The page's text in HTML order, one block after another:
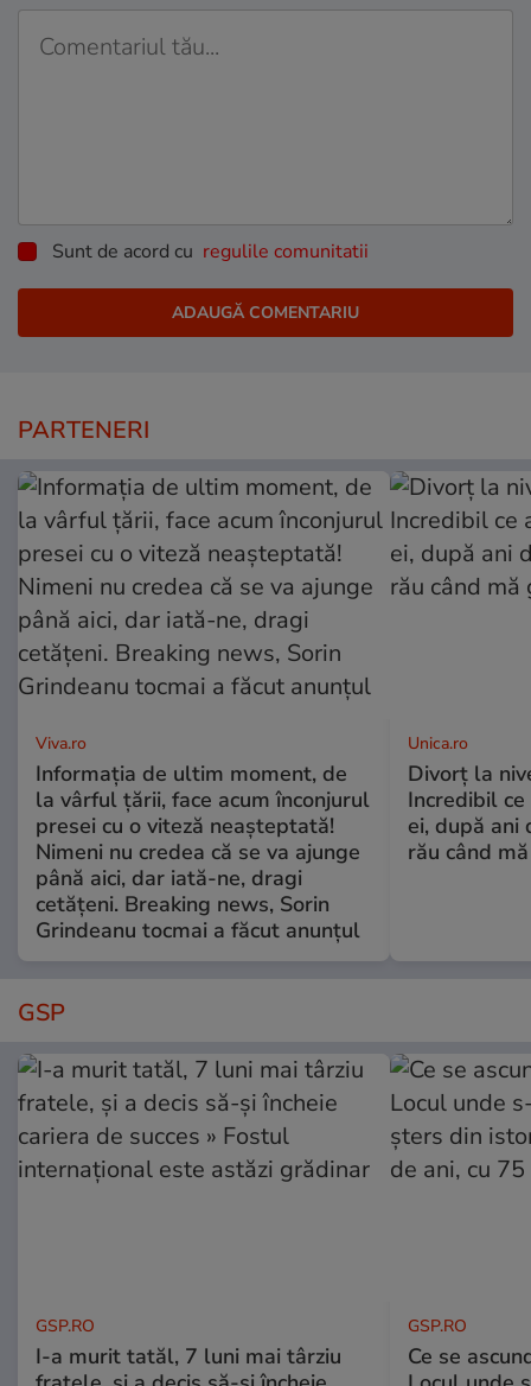
Sunt de acord cu regulile comunitatii
PARTENERI
Viva.ro
Informația de ultim moment, de
la vârful țării, face acum înconjurul
presei cu o viteză neașteptată!
Nimeni nu credea că se va ajunge
până aici, dar iată-ne, dragi
cetățeni. Breaking news, Sorin
Grindeanu tocmai a făcut anunțul
Unica.ro
Divorț la
Incredibil
ei, după ani
rău când
GSP
GSP.RO
I-a murit tatăl, 7 luni mai târziu
GSP.RO
Ce se